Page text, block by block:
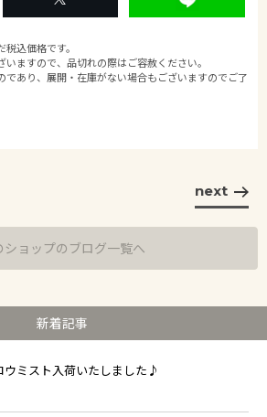
込価格です。
ますので、品切れの際はご容赦ください。
あり、展開・在庫がない場合もございますのでご了
next
ショップのブログ一覧へ
新着記事
ミスト入荷いたしました♪